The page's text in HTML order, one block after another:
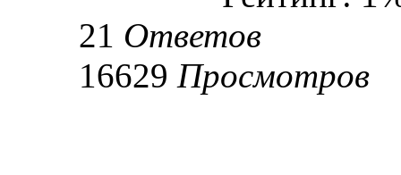
21 Ответов
16629 Просмотров